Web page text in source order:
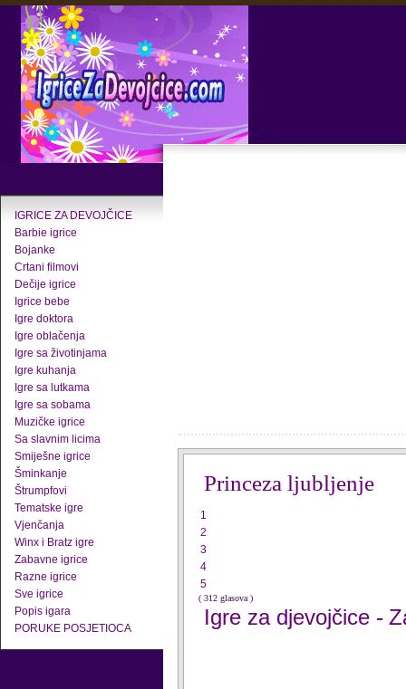
IGRICE ZA DEVOJČICE
Barbie igrice
Bojanke
Crtani filmovi
Dečije igrice
Igrice bebe
Igre doktora
Igre oblačenja
Igre sa životinjama
Igre kuhanja
Igre sa lutkama
Igre sa sobama
Muzičke igrice
Sa slavnim licima
Smiješne igrice
Šminkanje
Štrumpfovi
Tematske igre
Vjenčanja
Winx i Bratz igre
Zabavne igrice
Razne igrice
Sve igrice
Popis igara
PORUKE POSJETIOCA
Princeza ljubljenje
1
2
3
4
5
( 312 glasova )
Igre za djevojčice -